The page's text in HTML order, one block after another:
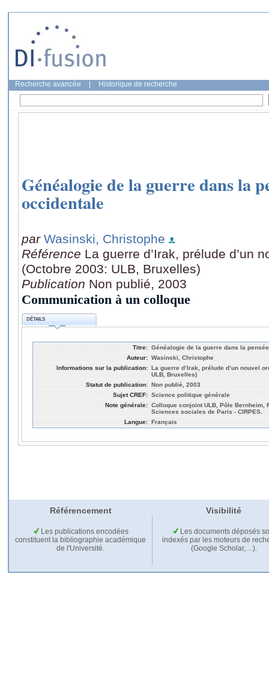
Recherche avancée Historique de recherche
Généalogie de la guerre dans la
occidentale
par Wasinski, Christophe
Référence La guerre d’Irak, prélude d’un
(Octobre 2003: ULB, Bruxelles)
Publication Non publié, 2003
Communication à un colloque
DÉTAILS
Titre: Généalogie de la guerre dans la
Auteur: Wasinski, Christophe
Informations sur la publication: La guerre d’Irak, prélude d’un nouvel
ULB, Bruxelles)
Statut de publication: Non publié, 2003
Sujet CREF: Science politique générale
Note générale: Colloque conjoint ULB, Pôle Bernheim,
Sciences sociales de Paris - CIRPES.
Langue: Français
Référencement Visibilité
Les publications encodées
constituent la bibliographie académique
de l'Université.
Les documents déposés
indexés par les moteurs de
(Google Scholar,…).